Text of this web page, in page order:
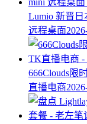
Lumio 新晋日
远程桌面
666Clouds限
直播电商